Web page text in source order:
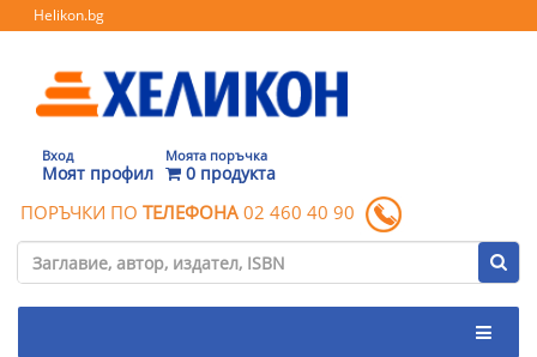
Helikon.bg
Вход
Моят профил
Моята поръчка
0 продукта
ПОРЪЧКИ ПО ТЕЛЕФОНА 02 460 40 90